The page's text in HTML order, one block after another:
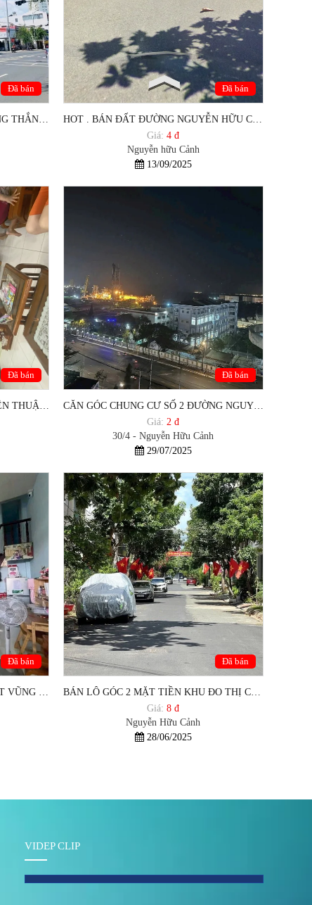
Đã bán
BÁN NHÀ MẶT TIỀN 30/4 PHƯỜNG THẮNG NHẤT, TP VŨNG TÀU.
Đã bán
HOT . BÁN ĐẤT ĐƯỜNG NGUYỄN HỮU CẢNH PHƯỜNG THẮNG NHẤT VŨNG TÀU
Giá: 4 đ
Nguyễn hữu Cảnh
13/09/2025
Đã bán Đã bán
CĂN GÓC CHUNG CƯ SỐ 2 ĐƯỜNG NGUYỄN HỮU CẢNH TP VŨNG TÀU
Giá: 2 đ
30/4 - Nguyễn Hữu Cảnh
29/07/2025
Đã bán Đã bán
BÁN LÔ GÓC 2 MẶT TIỀN KHU ĐO THỊ CHÍ LINH 2, TP VŨNG TÀU.
Giá: 8 đ
Nguyễn Hữu Cảnh
28/06/2025
VIDEP CLIP